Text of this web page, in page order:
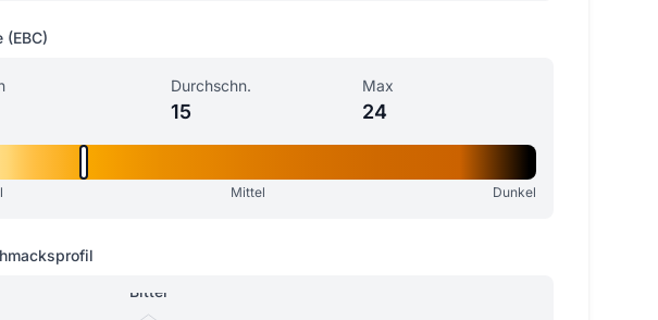
(EBC)
Durchschn.
15
Max
24
Mittel Dunkel
Bitter